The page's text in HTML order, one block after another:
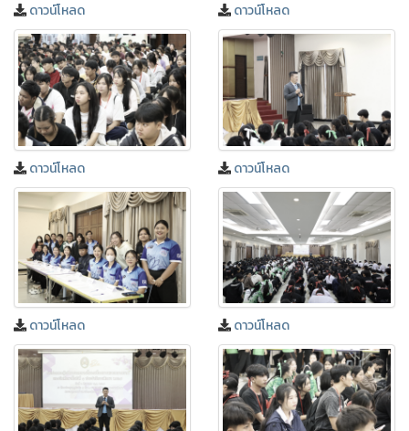
ดาวน์โหลด ดาวน์โหลด
ดาวน์โหลด ดาวน์โหลด
ดาวน์โหลด ดาวน์โหลด